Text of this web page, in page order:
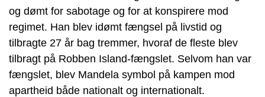
og dømt for sabotage og for at konspirere mod
regimet. Han blev idømt fængsel på livstid og
tilbragte 27 år bag tremmer, hvoraf de fleste blev
tilbragt på Robben Island-fængslet. Selvom han var
fængslet, blev Mandela symbol på kampen mod
apartheid både nationalt og internationalt.